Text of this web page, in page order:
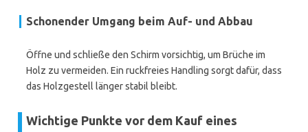
Schonender Umgang beim Auf- und Abbau
Öffne und schließe den Schirm vorsichtig, um Brüche im
Holz zu vermeiden. Ein ruckfreies Handling sorgt dafür, dass
das Holzgestell länger stabil bleibt.
Wichtige Punkte vor dem Kauf eines